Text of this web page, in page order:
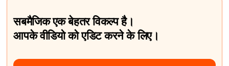
सबमैजिक एक बेहतर विकल्प है।
आपके वीडियो को एडिट करने के लिए।